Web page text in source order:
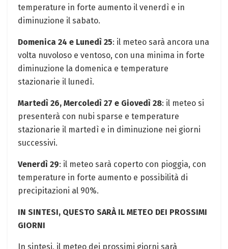
temperature in forte aumento il venerdì e in
diminuzione il sabato.
Domenica 24 e Lunedì 25: il meteo sarà ancora una
volta nuvoloso e ventoso, con una minima in forte
diminuzione la domenica e temperature
stazionarie il lunedì.
Martedì 26, Mercoledì 27 e Giovedì 28: il meteo si
presenterà con nubi sparse e temperature
stazionarie il martedì e in diminuzione nei giorni
successivi.
Venerdì 29: il meteo sarà coperto con pioggia, con
temperature in forte aumento e possibilità di
precipitazioni al 90%.
IN SINTESI, QUESTO SARÀ IL METEO DEI PROSSIMI
GIORNI
In sintesi, il meteo dei prossimi giorni sarà